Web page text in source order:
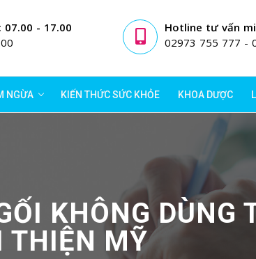
- 17.00
Hotline tư vấn
02973 755 777 -
NGỪA KIẾN THỨC SỨC KHỎE KHOA DƯỢC
KHÔNG DÙNG
THIỆN MỸ